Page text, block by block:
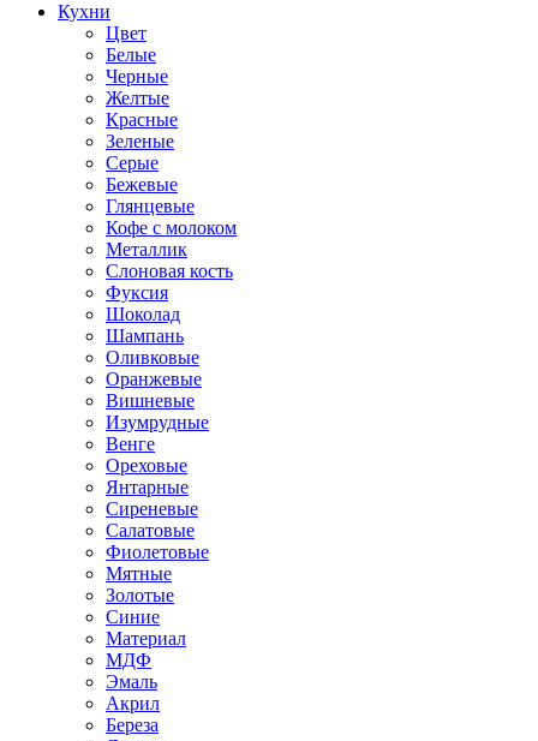
Кухни
Цвет
Белые
Черные
Желтые
Красные
Зеленые
Серые
Бежевые
Глянцевые
Кофе с молоком
Металлик
Слоновая кость
Фуксия
Шоколад
Шампань
Оливковые
Оранжевые
Вишневые
Изумрудные
Венге
Ореховые
Янтарные
Сиреневые
Салатовые
Фиолетовые
Мятные
Золотые
Синие
Материал
МДФ
Эмаль
Акрил
Береза